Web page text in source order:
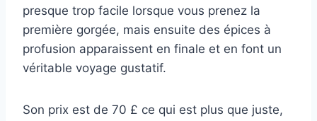
presque trop facile lorsque vous prenez la
première gorgée, mais ensuite des épices à
profusion apparaissent en finale et en font un
véritable voyage gustatif.
Son prix est de 70 £ ce qui est plus que juste,